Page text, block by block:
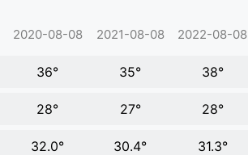
2020-08-08 2021-08-08 2022-08-08
36° 35° 38°
28° 27° 28°
32.0° 30.4° 31.3°